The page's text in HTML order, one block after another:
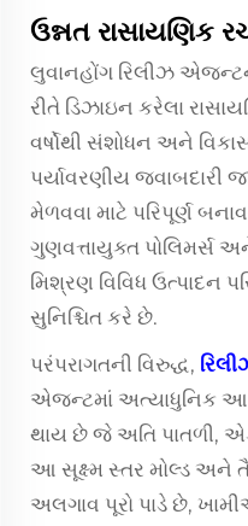
ઉન્નત રાસાયણિક
લુવાનહોંગ રિલીઝ
રીતે ડિઝાઇન કરેલા
વર્ષોથી સંશોધન અને
પર્યાવરણીય જવાબદારી
મેળવવા માટે પરિપૂર્ણ
ગુણવત્તાયુક્ત પોલિમર્સ
મિશ્રણ વિવિધ ઉત્પાદન
સુનિશ્ચિત કરે છે.
પરંપરાગતની વિરુદ્ધ,
એજન્ટમાં અત્યાધુનિક
થાય છે જે અતિ પાતળી,
આ સૂક્ષ્મ સ્તર મોલ્ડ અને
અલગાવ પૂરો પાડે છે,